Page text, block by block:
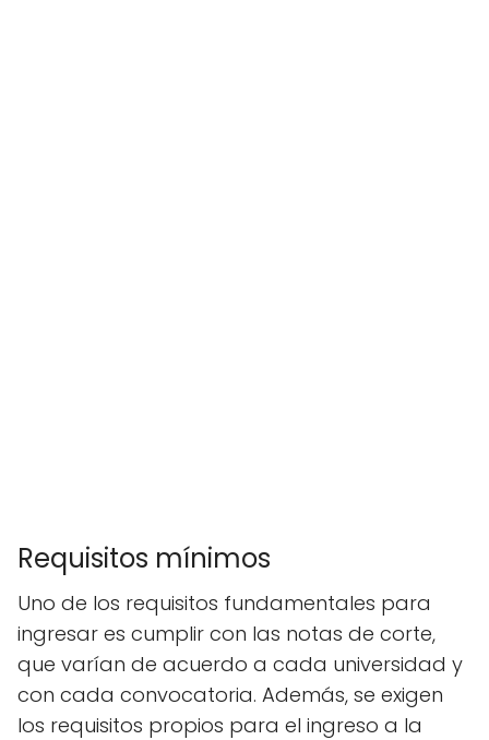
Requisitos mínimos
Uno de los requisitos fundamentales para
ingresar es cumplir con las notas de corte,
que varían de acuerdo a cada universidad y
con cada convocatoria. Además, se exigen
los requisitos propios para el ingreso a la